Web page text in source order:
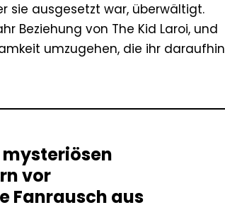
sie ausgesetzt war, überwältigt.
Beziehung von The Kid Laroi, und
umzugehen, die ihr daraufhin
vor
Fanrausch aus